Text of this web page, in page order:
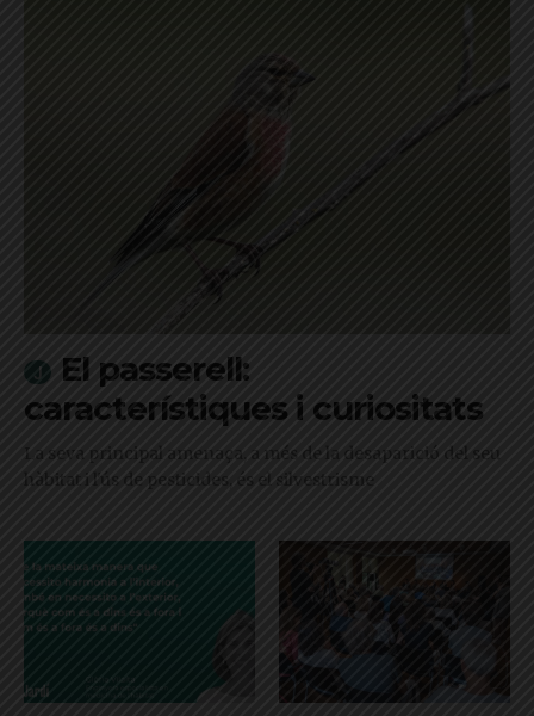
El passerell:
característiques i curiositats
La seva principal amenaça, a més de la desaparició del seu
hàbitat i l'ús de pesticides, és el silvestrisme